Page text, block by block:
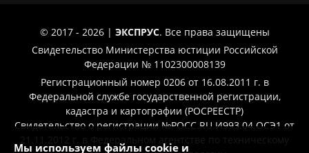
© 2017 - 2026 | ЭКСПРУС. Все права защищены
Свидетельство Министерства юстиции Российской
Федерации № 1102300008139
Регистрационный номер 0206 от 16.08.2011 г. в
Федеральной службе государственной регистрации,
кадастра и картографии (РОСРЕЕСТР)
Свидетельство о регистрации №РОСС.RU.И993.04.ОСЭ1 от
Мы используем файлы cookie и